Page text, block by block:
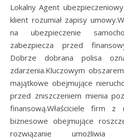
Lokalny Agent
klient rozumiał zapisy
na ubezpieczenie
zabezpiecza przed
Dobrze dobrana polisa
zdarzenia.Kluczowym
majątkowe obejmujące
przed zniszczeniem mienia
finansową.Właściciele firm
biznesowe obejmujące
rozwiązanie umożliwia